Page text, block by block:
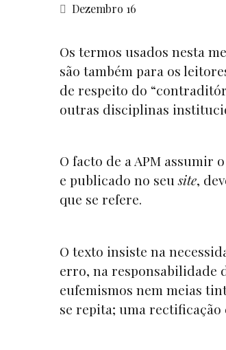
Dezembro 16
Os termos usados nesta
são também para os
de respeito do
outras disciplinas
O facto de a APM assumir
e publicado no seusite,
que se refere.
O texto insiste na
erro, na responsabilidade
eufemismos nem meias
se repita; uma rectificação